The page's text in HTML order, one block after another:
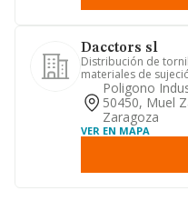
Dacctors sl
Distribución de
materiales de
Poligono
50450, Muel
Zaragoza
VER EN MAPA